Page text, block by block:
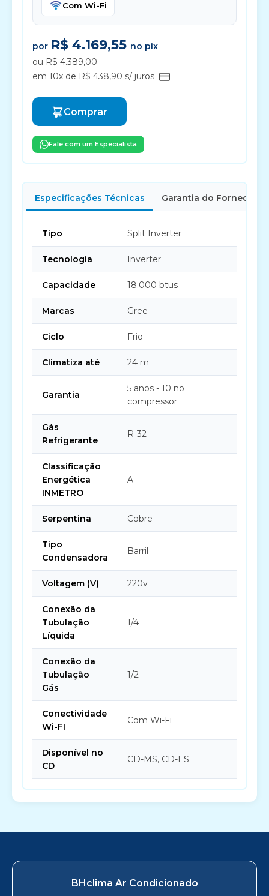
Com Wi-Fi
por R$ 4.169,55 no pix
ou R$ 4.389,00
em 10x de R$ 438,90 s/ juros
Comprar
Fale com um Especialista
Especificações Técnicas Garantia do Fornecedor
Tipo Split Inverter
Tecnologia Inverter
Capacidade 18.000 btus
Marcas Gree
Ciclo Frio
Climatiza até 24 m
Garantia
5 anos - 10 no
compressor
Gás
Refrigerante
R-32
Classificação
Energética
INMETRO
A
Serpentina Cobre
Tipo
Condensadora
Barril
Voltagem (V) 220v
Conexão da
Tubulação
Líquida
1/4
Conexão da
Tubulação
Gás
1/2
Conectividade
Wi-FI
Com Wi-Fi
Disponível no
CD
CD-MS, CD-ES
BHclima Ar Condicionado